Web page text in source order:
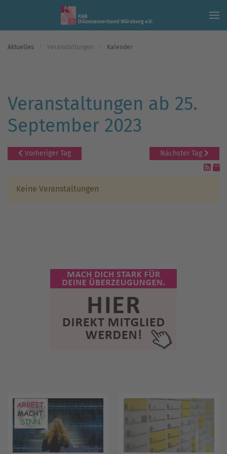
Skip to main content
Aktuelles Veranstaltungen Kalender
Veranstaltungen ab 25.
September 2023
Vorheriger Tag Nächster Tag
Keine Veranstaltungen